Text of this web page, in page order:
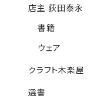
店主 荻田泰永
書籍
ウェア
クラフト木楽屋
選書